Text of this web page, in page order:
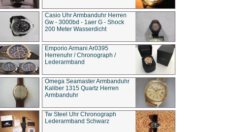
Casio Uhr Armbanduhr Herren
Gw - 3000bd - 1aer G - Shock
200 Meter Wasserdicht
Emporio Armani Ar0395
Herrenuhr / Chronograph /
Lederarmband
Omega Seamaster Armbanduhr
Kaliber 1315 Quartz Herren
Armbanduhr
Tw Steel Uhr Chronograph
Lederarmband Schwarz